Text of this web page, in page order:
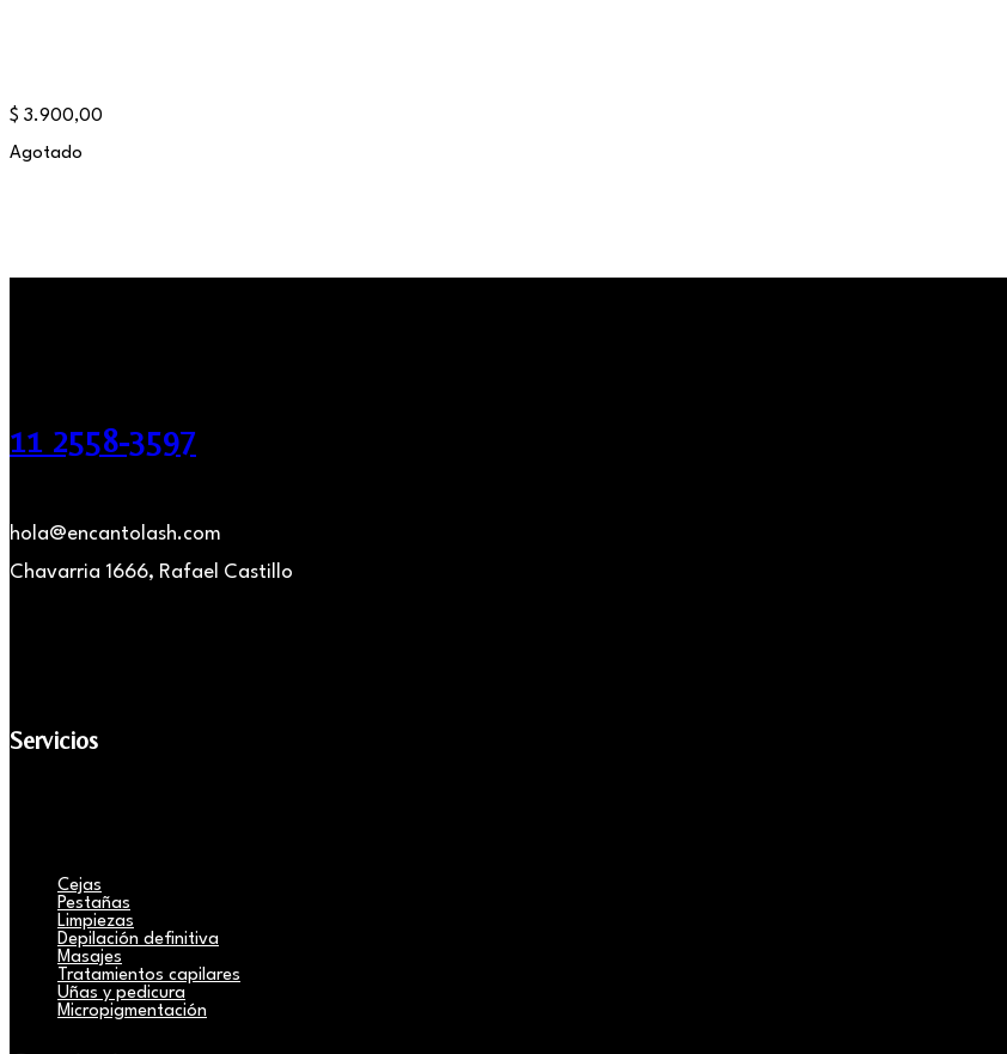
$ 3.900,00
Agotado
11 2558-3597
hola@encantolash.com
Chavarria 1666, Rafael Castillo
Servicios
Cejas
Pestañas
Limpiezas
Depilación definitiva
Masajes
Tratamientos capilares
Uñas y pedicura
Micropigmentación